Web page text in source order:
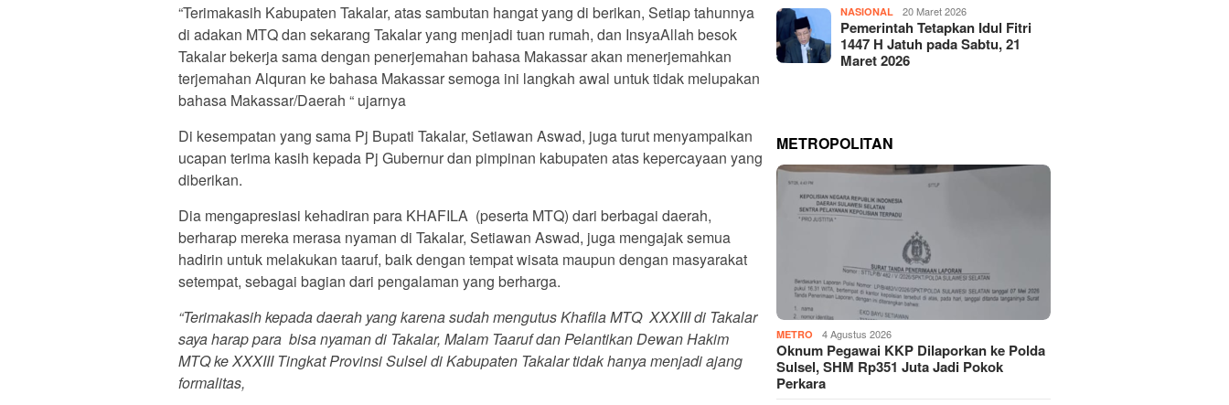
“Terimakasih Kabupaten Takalar, atas sambutan hangat yang di berikan, Setiap tahunnya
di adakan MTQ dan sekarang Takalar yang menjadi tuan rumah, dan InsyaAllah besok
Takalar bekerja sama dengan penerjemahan bahasa Makassar akan menerjemahkan
terjemahan Alquran ke bahasa Makassar semoga ini langkah awal untuk tidak melupakan
bahasa Makassar/Daerah “ ujarnya
Di kesempatan yang sama Pj Bupati Takalar, Setiawan Aswad, juga turut menyampaikan
ucapan terima kasih kepada Pj Gubernur dan pimpinan kabupaten atas kepercayaan yang
diberikan.
Dia mengapresiasi kehadiran para KHAFILA (peserta MTQ) dari berbagai daerah,
berharap mereka merasa nyaman di Takalar, Setiawan Aswad, juga mengajak semua
hadirin untuk melakukan taaruf, baik dengan tempat wisata maupun dengan masyarakat
setempat, sebagai bagian dari pengalaman yang berharga.
“Terimakasih kepada daerah yang karena sudah mengutus Khafila MTQ XXXIII di Takalar
saya harap para bisa nyaman di Takalar, Malam Taaruf dan Pelantikan Dewan Hakim
MTQ ke XXXIII Tingkat Provinsi Sulsel di Kabupaten Takalar tidak hanya menjadi ajang
formalitas,
NASIONAL 20 Maret 2026
Pemerintah Tetapkan Idul Fitri
1447 H Jatuh pada Sabtu, 21
Maret 2026
METROPOLITAN
METRO 4 Agustus 2026
Oknum Pegawai KKP Dilaporkan ke Polda
Sulsel, SHM Rp351 Juta Jadi Pokok
Perkara